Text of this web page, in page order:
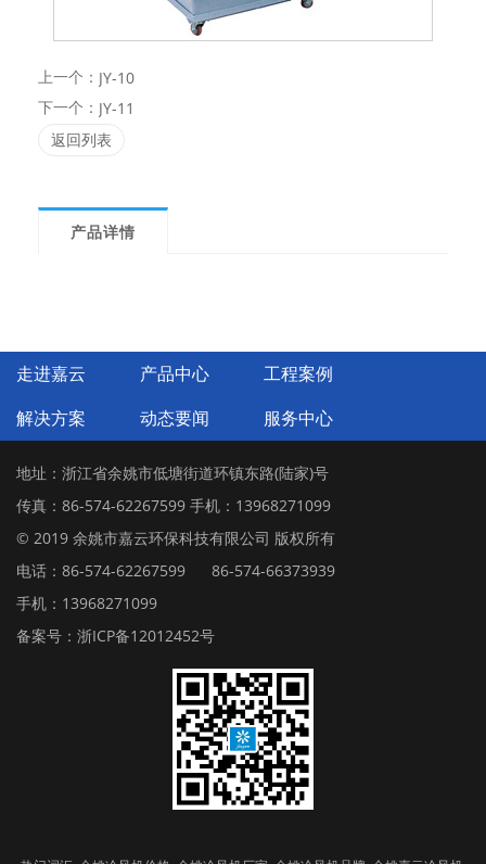
上一个： JY-10
下一个： JY-11
返回列表
产品详情
走进嘉云 产品中心
工程案例
解决方案
动态要闻 服务中心
地址：浙江省余姚市低塘街道环镇东路(陆家)号
传真：86-574-62267599 手机：13968271099
© 2019 余姚市嘉云环保科技有限公司 版权所有
电话：86-574-62267599
86-574-66373939
手机：13968271099
备案号：浙ICP备12012452号